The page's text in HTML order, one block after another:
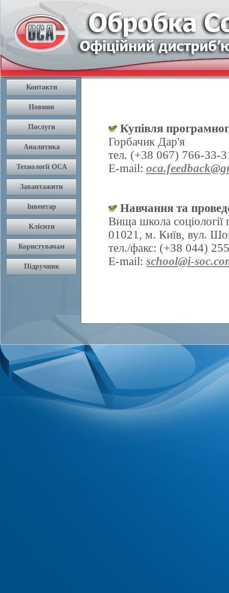
Купівля
Горбачик Дар'я
тел. (+38 067) 766-33-
E-mail:
Навчання та
Вища школа соціології
01021, м. Київ, вул.
тел./факс: (+38 044)
E-mail: school@i-